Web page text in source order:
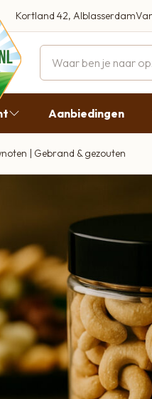
Kortland 42, Alblasserdam
Maandag
Woensdag
Vrijdag
Aanbiedingen
| Gebrand & gezouten